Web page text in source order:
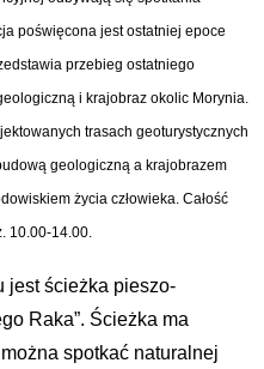
poświęcona jest ostatniej epoce
przebieg ostatniego
i krajobraz okolic Morynia.
trasach geoturystycznych
geologiczną a krajobrazem
życia człowieka. Całość
10.00-14.00.
jest ścieżka pieszo-
Raka”. Ścieżka ma
spotkać naturalnej